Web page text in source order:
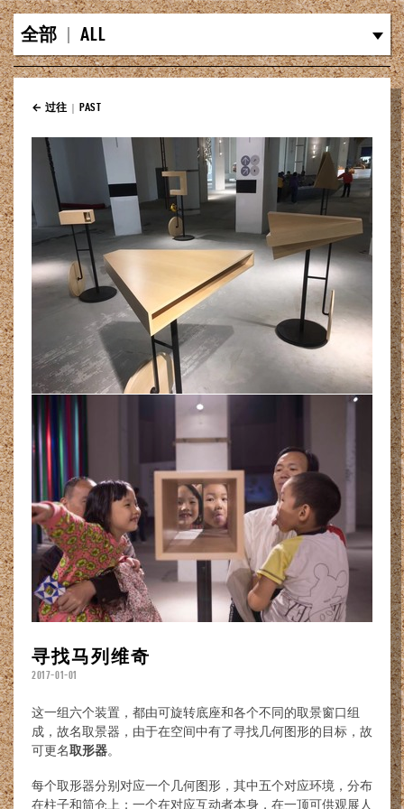
全部 | ALL
← 过往 | PAST
寻找马列维奇
2017-01-01
这一组六个装置，都由可旋转底座和各个不同的取景窗口组
成，故名取景器，由于在空间中有了寻找几何图形的目标，故
可更名取形器。
每个取形器分别对应一个几何图形，其中五个对应环境，分布
在柱子和筒仓上；一个在对应互动者本身，在一顶可供观展人